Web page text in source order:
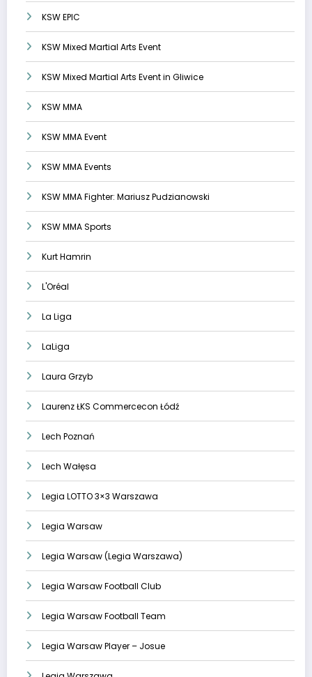
KSW EPIC
KSW Mixed Martial Arts Event
KSW Mixed Martial Arts Event in Gliwice
KSW MMA
KSW MMA Event
KSW MMA Events
KSW MMA Fighter: Mariusz Pudzianowski
KSW MMA Sports
Kurt Hamrin
L'Oréal
La Liga
LaLiga
Laura Grzyb
Laurenz ŁKS Commercecon Łódź
Lech Poznań
Lech Wałęsa
Legia LOTTO 3×3 Warszawa
Legia Warsaw
Legia Warsaw (Legia Warszawa)
Legia Warsaw Football Club
Legia Warsaw Football Team
Legia Warsaw Player – Josue